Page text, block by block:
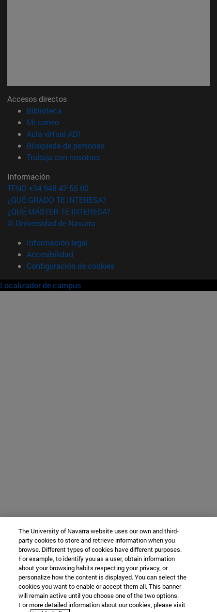
Accesos directos
Biblioteca
Mi correo(abre en nueva ventana)
Aula virtual ADI
Búsqueda de personas(abre en nueva ventana)
Trabaja con nosotros(abre en nueva ventana)
Información
TFNO +34 948 42 56 00
¿QUÉ GRADO TE INTERESA?
¿QUÉ MÁSTER TE INTERESA?
© Universidad de Navarra
Información legal
Accesibilidad
Configuración de cookies
Localizador de campus
The University of Navarra website uses our own and third-
party cookies to store and retrieve information when you
browse. Different types of cookies have different purposes.
For example, to identify you as a user, obtain information
about your browsing habits respecting your privacy, or
personalize how the content is displayed. You can select the
cookies you want to enable or accept them all. This banner
will remain active until you choose one of the two options.
For more detailed information about our cookies, please visit